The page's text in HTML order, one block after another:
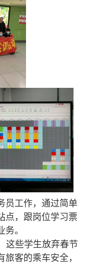
员工作，通过简单
点，跟岗位学习票
。
这些学生放弃春节
客的乘车安全，